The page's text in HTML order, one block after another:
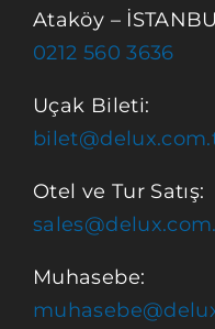
Ataköy –
0212 560 3636
Uçak Bileti:
Otel ve Tur Satış:
Muhasebe: